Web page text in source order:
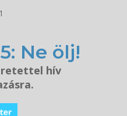
Ne ölj!
hív